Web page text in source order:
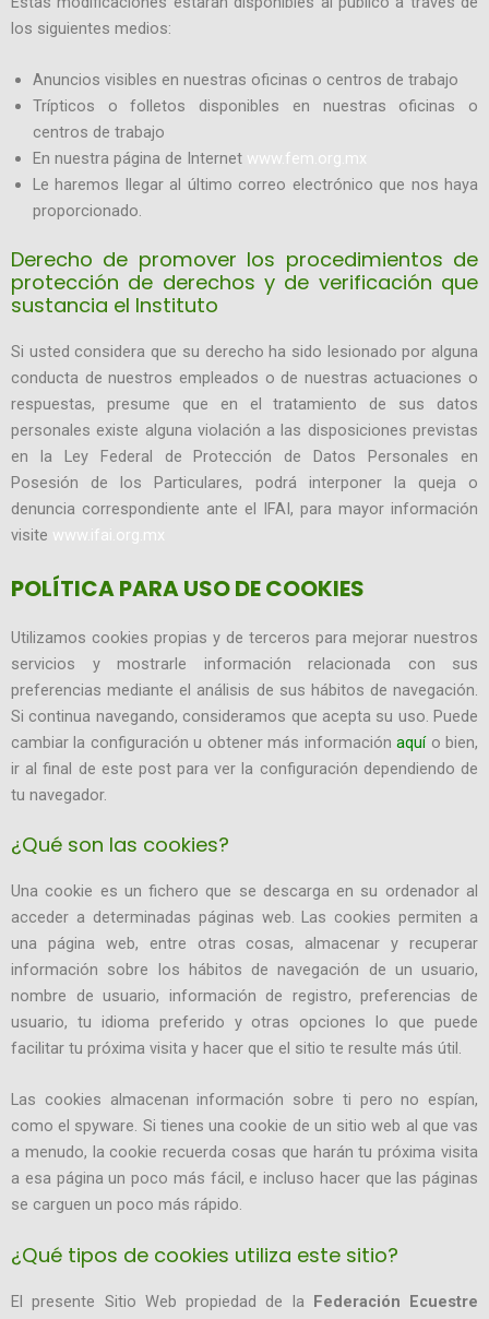
los siguientes medios:
Anuncios visibles en nuestras oficinas o centros de trabajo
Trípticos o folletos disponibles en nuestras oficinas o
centros de trabajo
En nuestra página de Internet www.fem.org.mx
Le haremos llegar al último correo electrónico que nos haya
proporcionado.
Derecho de promover los procedimientos de
protección de derechos y de verificación que
sustancia el Instituto
Si usted considera que su derecho ha sido lesionado por alguna
conducta de nuestros empleados o de nuestras actuaciones o
respuestas, presume que en el tratamiento de sus datos
personales existe alguna violación a las disposiciones previstas
en la Ley Federal de Protección de Datos Personales en
Posesión de los Particulares, podrá interponer la queja o
denuncia correspondiente ante el IFAI, para mayor información
visite www.ifai.org.mx
POLÍTICA PARA USO DE COOKIES
Utilizamos cookies propias y de terceros para mejorar nuestros
servicios y mostrarle información relacionada con sus
preferencias mediante el análisis de sus hábitos de navegación.
Si continua navegando, consideramos que acepta su uso. Puede
cambiar la configuración u obtener más informaciónaquí o bien,
ir al final de este post para ver la configuración dependiendo de
tu navegador.
¿Qué son las cookies?
Una cookie es un fichero que se descarga en su ordenador al
acceder a determinadas páginas web. Las cookies permiten a
una página web, entre otras cosas, almacenar y recuperar
información sobre los hábitos de navegación de un usuario,
nombre de usuario, información de registro, preferencias de
usuario, tu idioma preferido y otras opciones lo que puede
facilitar tu próxima visita y hacer que el sitio te resulte más útil.
Las cookies almacenan información sobre ti pero no espían,
como el spyware. Si tienes una cookie de un sitio web al que vas
a menudo, la cookie recuerda cosas que harán tu próxima visita
a esa página un poco más fácil, e incluso hacer que las páginas
se carguen un poco más rápido.
¿Qué tipos de cookies utiliza este sitio?
El presente Sitio Web propiedad de la Federación Ecuestre